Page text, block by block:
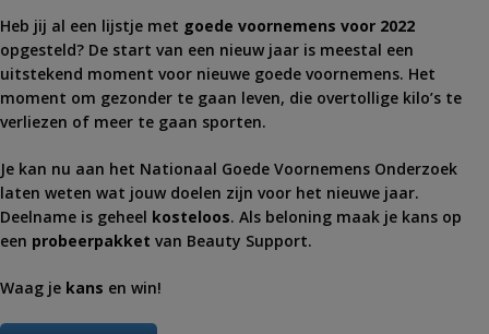
Heb jij al een lijstje met goede voornemens voor 2022
opgesteld? De start van een nieuw jaar is meestal een
uitstekend moment voor nieuwe goede voornemens. Het
moment om gezonder te gaan leven, die overtollige kilo’s te
verliezen of meer te gaan sporten.
Je kan nu aan het Nationaal Goede Voornemens Onderzoek
laten weten wat jouw doelen zijn voor het nieuwe jaar.
Deelname is geheel kosteloos. Als beloning maak je kans op
een probeerpakket van Beauty Support.
Waag je kans en win!